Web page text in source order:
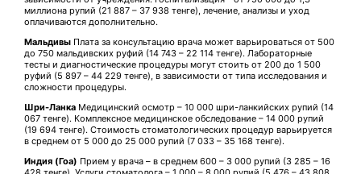
миллиона рупий (21 887 – 37 938 тенге), лечение, анализы и уход
оплачиваются дополнительно.
Мальдивы Плата за консультацию врача может варьироваться от 500
до 750 мальдивских руфий (14 743 – 22 114 тенге). Лабораторные
тесты и диагностические процедуры могут стоить от 200 до 1 500
руфий (5 897 – 44 229 тенге), в зависимости от типа исследования и
сложности процедуры.
Шри-Ланка Медицинский осмотр – 10 000 шри-ланкийских рупий (14
067 тенге). Комплексное медицинское обследование – 14 000 рупий
(19 694 тенге). Стоимость стоматологических процедур варьируется
в среднем от 5 000 до 25 000 рупий (7 033 – 35 168 тенге).
Индия (Гоа) Прием у врача – в среднем 600 – 3 000 рупий (3 285 – 16